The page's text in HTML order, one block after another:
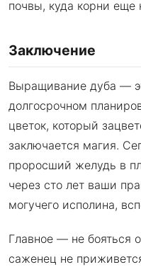
почвы, куда корни еще
Заключение
Выращивание дуба —
долгосрочном
цветок, который
заключается магия.
проросший желудь в
через сто лет ваши
могучего исполина,
Главное — не бояться
саженец не